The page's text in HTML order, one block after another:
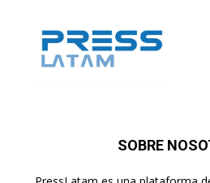
SOBRE